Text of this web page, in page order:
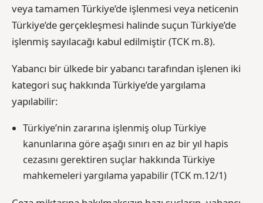
veya tamamen Türkiye’de işlenmesi veya neticenin
Türkiye’de gerçekleşmesi halinde suçun Türkiye’de
işlenmiş sayılacağı kabul edilmiştir (TCK m.8).
Yabancı bir ülkede bir yabancı tarafından işlenen iki
kategori suç hakkında Türkiye’de yargılama
yapılabilir:
Türkiye’nin zararına işlenmiş olup Türkiye
kanunlarına göre aşağı sınırı en az bir yıl hapis
cezasını gerektiren suçlar hakkında Türkiye
mahkemeleri yargılama yapabilir (TCK m.12/1)